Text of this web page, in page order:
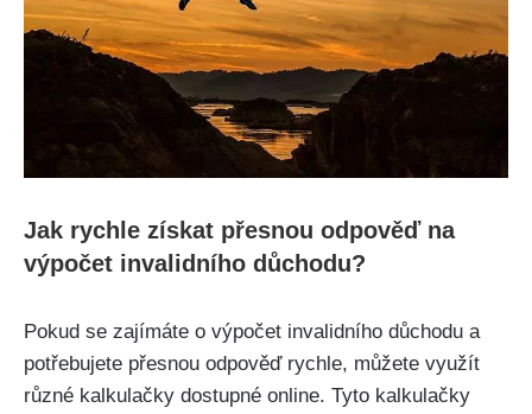
Jak rychle získat přesnou odpověď na
výpočet invalidního důchodu?
Pokud se zajímáte o výpočet invalidního důchodu a
potřebujete přesnou odpověď rychle, můžete využít
různé kalkulačky dostupné online. Tyto kalkulačky